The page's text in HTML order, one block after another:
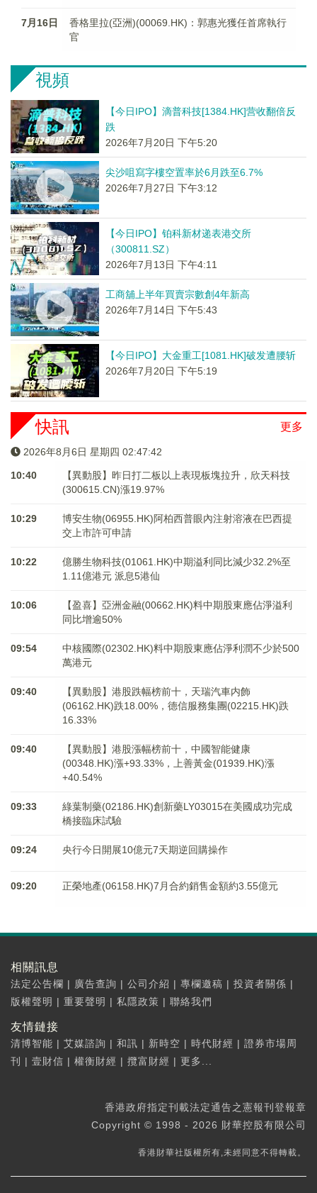
7月16日
香格里拉(亞洲)(00069.HK)：郭惠光獲任首席執行
官
視頻
【今日IPO】滴普科技[1384.HK]营收翻倍反
跌
2026年7月20日 下午5:20
尖沙咀寫字樓空置率於6月跌至6.7%
2026年7月27日 下午3:12
【今日IPO】铂科新材递表港交所
（300811.SZ）
2026年7月13日 下午4:11
工商舖上半年買賣宗數創4年新高
2026年7月14日 下午5:43
【今日IPO】大金重工[1081.HK]破发遭腰斩
2026年7月20日 下午5:19
更多
快訊
2026年8月6日 星期四 02:47:42
10:40
【異動股】昨日打二板以上表現板塊拉升，欣天科技
(300615.CN)漲19.97%
10:29
博安生物(06955.HK)阿柏西普眼內注射溶液在巴西提
交上市許可申請
10:22
億勝生物科技(01061.HK)中期溢利同比減少32.2%至
1.11億港元 派息5港仙
10:06
【盈喜】亞洲金融(00662.HK)料中期股東應佔淨溢利
同比增逾50%
09:54
中核國際(02302.HK)料中期股東應佔淨利潤不少於500
萬港元
09:40
【異動股】港股跌幅榜前十，天瑞汽車内飾
(06162.HK)跌18.00%，德信服務集團(02215.HK)跌
16.33%
09:40
【異動股】港股漲幅榜前十，中國智能健康
(00348.HK)漲+93.33%，上善黃金(01939.HK)漲
+40.54%
09:33
綠葉制藥(02186.HK)創新藥LY03015在美國成功完成
橋接臨床試驗
09:24 央行今日開展10億元7天期逆回購操作
09:20 正榮地產(06158.HK)7月合約銷售金額約3.55億元
相關訊息
法定公告欄 | 廣告查詢 | 公司介紹 | 專欄邀稿 | 投資者關係 |
版權聲明 | 重要聲明 | 私隱政策 | 聯絡我們
友情鏈接
清博智能 | 艾媒諮詢 | 和訊 | 新時空 | 時代財經 | 證券市場周
刊
| 壹財信 | 權衡財經 | 攬富財經 | 更多...
香港政府指定刊載法定通告之憲報刊登報章
Copyright © 1998 - 2026 財華控股有限公司
香港財華社版權所有,未經同意不得轉載。